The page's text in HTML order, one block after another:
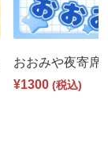
おおみや夜寄
¥1300 (税込)